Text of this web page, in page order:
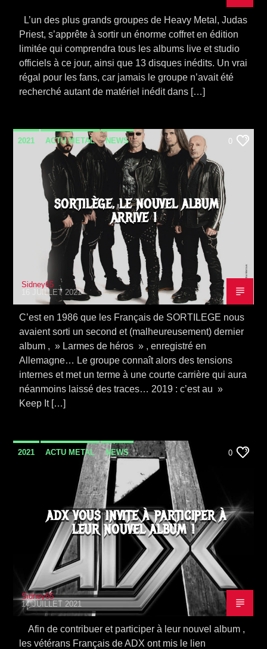
L’un des plus grands groupes de Heavy Metal, Judas
Priest, s’apprête à sortir un énorme coffret en édition
limitée qui comprendra tous les albums live et studio
officiels à ce jour, ainsi que 13 disques inédits. Un vrai
régal pour les fans, car jamais le groupe n’avait été
recherché autant de matériel inédit dans […]
2021 ACTU METAL NEWS 0
SORTILÈGE, LE NOUVEL ALBUM
ARRIVE !
Sidney65
16 JUILLET 2021
C’est en 1986 que les Français de SORTILEGE nous
avaient sorti un second et (malheureusement) dernier
album , » Larmes de héros » , enregistré en
Allemagne… Le groupe connaît alors des tensions
internes et met un terme à une courte carrière qui aura
néanmoins laissé des traces… 2019 : c’est au »
Keep It […]
2021 ACTU METAL NEWS 0
ADX VOUS INVITE À PARTICIPER À
LEUR NOUVEL ALBUM !
Sidney65
14 JUILLET 2021
Afin de contribuer et participer à leur nouvel album ,
les vétérans Français de ADX ont mis le lien